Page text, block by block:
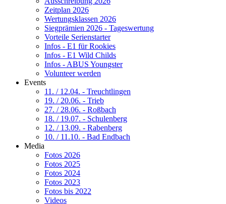
Zeitplan 2026
Wertungsklassen 2026
Siegprämien 2026 - Tageswertung
Vorteile Serienstarter
Infos - E1 für Rookies
Infos - E1 Wild Childs
Infos - ABUS Youngster
Volunteer werden
Events
11. / 12.04. - Treuchtlingen
19. / 20.06. - Trieb
27. / 28.06. - Roßbach
18. / 19.07. - Schulenberg
12. / 13.09. - Rabenberg
10. / 11.10. - Bad Endbach
Media
Fotos 2026
Fotos 2025
Fotos 2024
Fotos 2023
Fotos bis 2022
Videos